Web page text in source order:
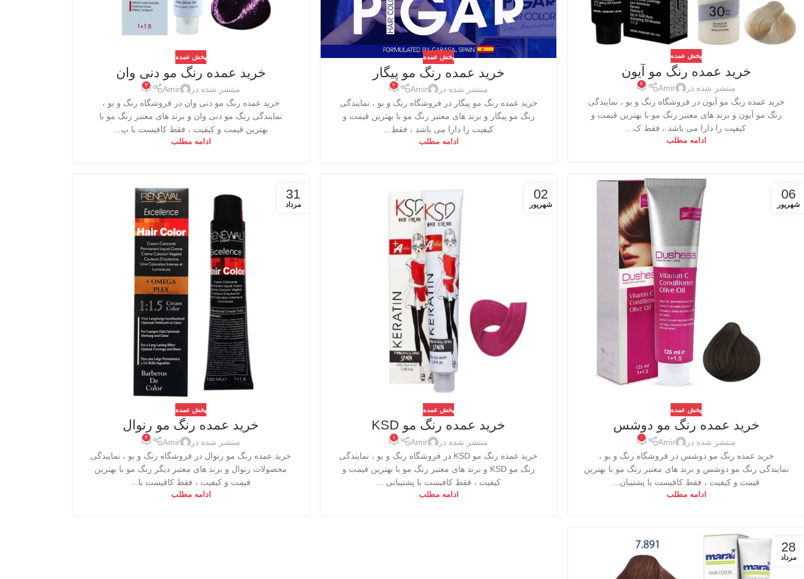
پخش عمده
خرید عمده رنگ مو آیون
منتشر شده در Amir ۲
خرید عمده رنگ مو آیون در فروشگاه رنگ و بو ، نمایندگی
رنگ مو آیون و برند های معتبر رنگ مو با بهترین قیمت و
کیفیت را دارا می باشد ، فقط ک...
ادامه مطلب
پخش عمده
خرید عمده رنگ مو پیگار
منتشر شده در Amir ۲
خرید عمده رنگ مو پیگار در فروشگاه رنگ و بو ، نمایندگی
رنگ مو پیگار و برند های معتبر رنگ مو با بهترین قیمت و
کیفیت را دارا می باشد ، فقط...
ادامه مطلب
پخش عمده
خرید عمده رنگ مو دنی وان
منتشر شده در Amir ۳
خرید عمده رنگ مو دنی وان در فروشگاه رنگ و بو ،
نمایندگی رنگ مو دنی وان و برند های معتبر رنگ مو با
بهترین قیمت و کیفیت ، فقط کافیست با پ...
ادامه مطلب
06
شهریور
پخش عمده
خرید عمده رنگ مو دوشس
منتشر شده در Amir ۰
خرید عمده رنگ مو دوشس در فروشگاه رنگ و بو ،
نمایندگی رنگ مو دوشس و برند های معتبر رنگ مو با بهترین
قیمت و کیفیت ، فقط کافیست با پشتیبان...
ادامه مطلب
02
شهریور
پخش عمده
خرید عمده رنگ مو KSD
منتشر شده در Amir ۱
خرید عمده رنگ مو KSD در فروشگاه رنگ و بو ، نمایندگی
رنگ مو KSD و برند های معتبر رنگ مو با بهترین قیمت و
کیفیت ، فقط کافیست با پشتیبانی ...
ادامه مطلب
31
مرداد
پخش عمده
خرید عمده رنگ مو رنوال
منتشر شده در Amir ۳
خرید عمده رنگ مو رنوال در فروشگاه رنگ و بو ، نمایندگی
محصولات رنوال و برند های معتبر دیگر رنگ مو با بهترین
قیمت و کیفیت ، فقط کافیست با...
ادامه مطلب
28
مرداد